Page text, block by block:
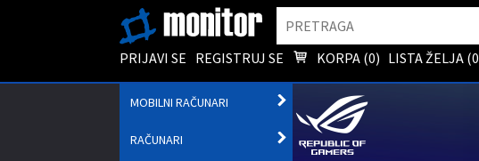
PRIJAVI SE REGISTRUJ SE KORPA (0) LISTA ŽELJA (0
MOBILNI RAČUNARI
PODMENI
RAČUNARI
OTVORI
PODMENI